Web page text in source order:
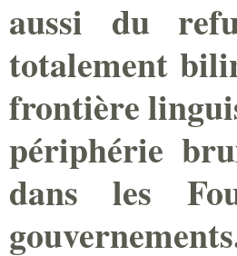
aussi du
totalement
frontière
périphérie
dans les